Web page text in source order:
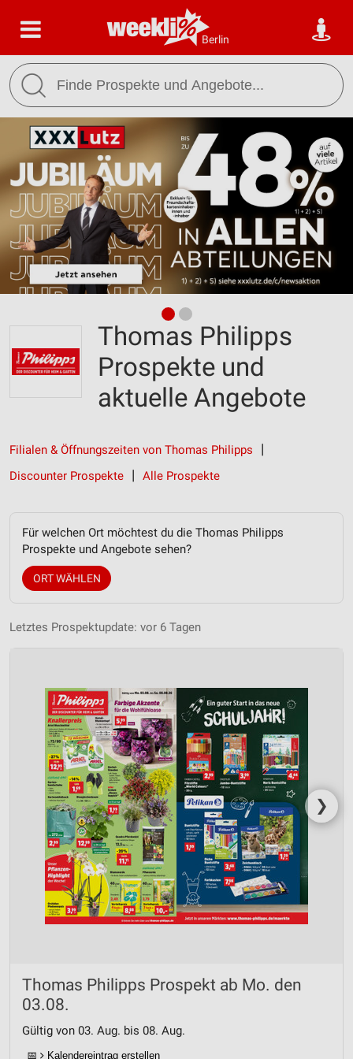
Berlin
Thomas Philipps
Prospekte und
aktuelle Angebote
Filialen & Öffnungszeiten von Thomas Philipps
Discounter Prospekte
Alle Prospekte
Für welchen Ort möchtest du die Thomas Philipps
Prospekte und Angebote sehen?
ORT WÄHLEN
Letztes Prospektupdate: vor 6 Tagen
❯
Thomas Philipps Prospekt ab Mo. den
03.08.
Gültig von 03. Aug. bis 08. Aug.
📅 Kalendereintrag erstellen